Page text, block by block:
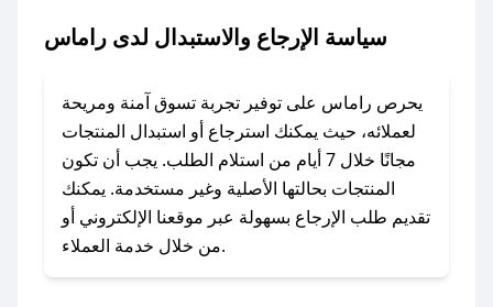
أسرع وقت ممكن.
### كيف تحصل على كوبونات خصم حصرية من
راماس؟
للحصول على كوبونات وخصومات حصرية، قم بما
يلي:
- اضغط على أيقونة متابعة لمتجر راماس في تطبيق
صحصح.
سياسة الإرجاع والاستبدال لدى راماس
يحرص راماس على توفير تجربة تسوق آمنة ومريحة
لعملائه، حيث يمكنك استرجاع أو استبدال المنتجات
مجانًا خلال 7 أيام من استلام الطلب. يجب أن تكون
المنتجات بحالتها الأصلية وغير مستخدمة. يمكنك
تقديم طلب الإرجاع بسهولة عبر موقعنا الإلكتروني أو
من خلال خدمة العملاء.